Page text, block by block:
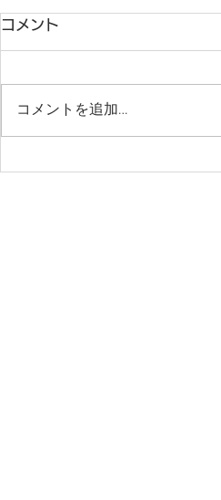
【週末公式戦まとめ
コメント
コメントを追加…